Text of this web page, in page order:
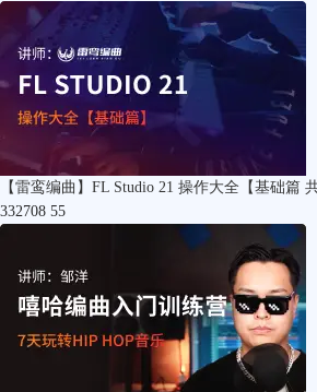
【雷鸾编曲】FL Studio 21 操作大全【基础篇 共
332708 55